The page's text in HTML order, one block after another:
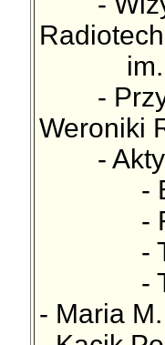
im.
-
Weroniki
-
- Bank
-
-
- The
- Maria